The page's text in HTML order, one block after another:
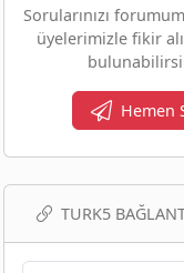
Sorularınızı
üyelerimizle fikir
Hemen
TURK5